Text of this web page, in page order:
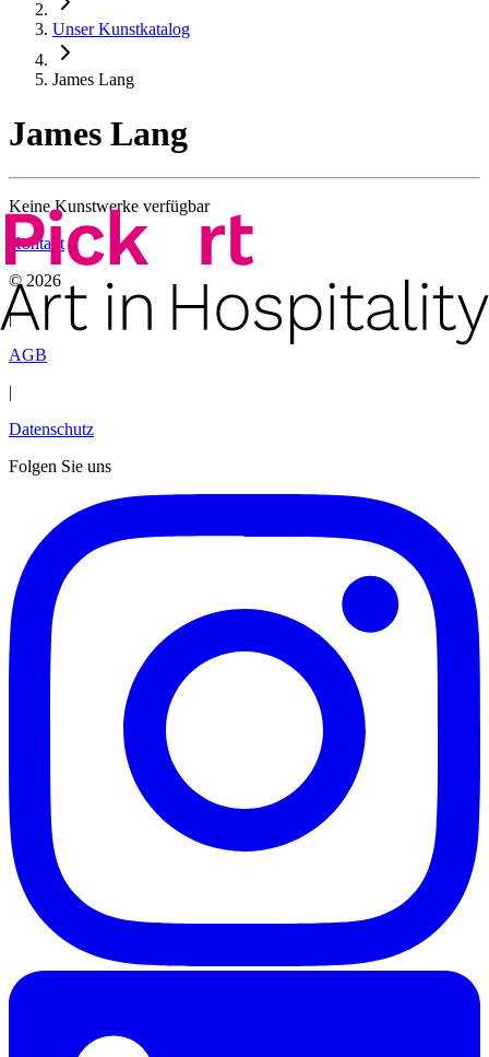
Unser Kunstkatalog
James Lang
James Lang
Keine Kunstwerke verfügbar
Kontakt
© 2026
|
AGB
|
Datenschutz
Folgen Sie uns